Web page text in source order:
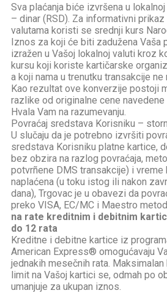
Sva plaćanja biće izvršena u
– dinar (RSD). Za informativni prikaz
valutama koristi se srednji kurs
Iznos za koji će biti zadužena Vaša
izražen u Vašoj lokalnoj valuti kroz
kursu koji koriste kartičarske
a koji nama u trenutku transakcije
Kao rezultat ove konverzije postoji
razlike od originalne cene navedene
Hvala Vam na razumevanju.
Povraćaj sredstava Korisniku –
U slučaju da je potrebno izvršiti
sredstava Korisniku platne kartice,
bez obzira na razlog povraćaja,
potvrñene DMS transakcije) i
naplaćena (u toku istog ili nakon
dana), Trgovac je u obavezi da
preko VISA, EC/MC i Maestro
na rate kreditnim i debitnim
do 12 rata
Kreditne i debitne kartice iz
American Express® omogućavaju
jednakih mesečnih rata.
limit na Vašoj kartici se, odmah po
umanjuje za ukupan iznos.